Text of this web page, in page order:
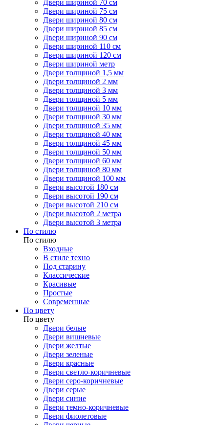
Двери шириной 70 см
Двери шириной 75 см
Двери шириной 80 см
Двери шириной 85 см
Двери шириной 90 см
Двери шириной 110 см
Двери шириной 120 см
Двери шириной метр
Двери толщиной 1,5 мм
Двери толщиной 2 мм
Двери толщиной 3 мм
Двери толщиной 5 мм
Двери толщиной 10 мм
Двери толщиной 30 мм
Двери толщиной 35 мм
Двери толщиной 40 мм
Двери толщиной 45 мм
Двери толщиной 50 мм
Двери толщиной 60 мм
Двери толщиной 80 мм
Двери толщиной 100 мм
Двери высотой 180 см
Двери высотой 190 см
Двери высотой 210 см
Двери высотой 2 метра
Двери высотой 3 метра
По стилю
По стилю
Входные
В стиле техно
Под старину
Классические
Красивые
Простые
Современные
По цвету
По цвету
Двери белые
Двери вишневые
Двери желтые
Двери зеленые
Двери красные
Двери светло-коричневые
Двери серо-коричневые
Двери серые
Двери синие
Двери темно-коричневые
Двери фиолетовые